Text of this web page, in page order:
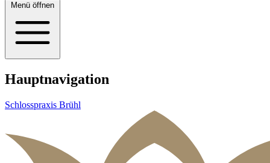
Menü öffnen
Hauptnavigation
Schlosspraxis Brühl